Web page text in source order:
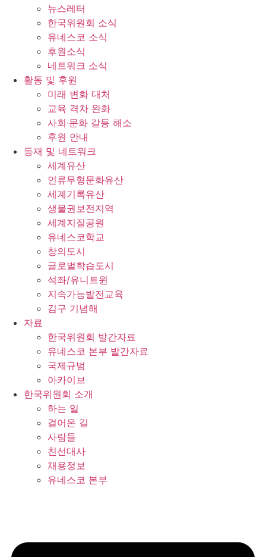
뉴스레터
한국위원회 소식
유네스코 소식
후원소식
네트워크 소식
활동 및 후원
미래 변화 대처
교육 격차 완화
사회∙문화 갈등 해소
후원 안내
등재 및 네트워크
세계유산
인류무형문화유산
세계기록유산
생물권보전지역
세계지질공원
유네스코학교
창의도시
글로벌학습도시
석좌/유니트윈
지속가능발전교육
김구 기념해
자료
한국위원회 발간자료
유네스코 본부 발간자료
국제규범
아카이브
한국위원회 소개
하는 일
걸어온 길
사람들
친선대사
채용정보
유네스코 본부